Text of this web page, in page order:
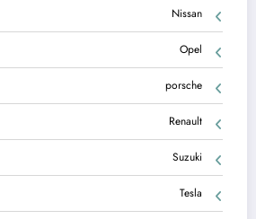
Nissan
Opel
porsche
Renault
Suzuki
Tesla